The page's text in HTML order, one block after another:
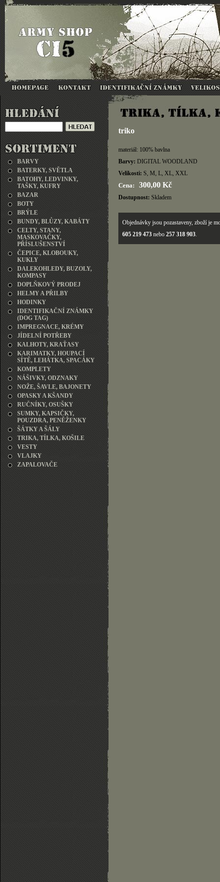
BARVY
BATERKY, SVĚTLA
BATOHY, LEDVINKY,
TAŠKY, KUFRY
BAZAR
BOTY
BRÝLE
BUNDY, BLŮZY, KABÁTY
CELTY, STANY,
MASKOVAČKY,
PŘÍSLUŠENSTVÍ
ČEPICE, KLOBOUKY,
KUKLY
DALEKOHLEDY, BUZOLY,
KOMPASY
DOPLŇKOVÝ PRODEJ
HELMY A PŘILBY
HODINKY
IDENTIFIKAČNÍ ZNÁMKY
(DOG TAG)
IMPREGNACE, KRÉMY
JÍDELNÍ POTŘEBY
KALHOTY, KRAŤASY
KARIMATKY, HOUPACÍ
SÍTĚ, LEHÁTKA, SPACÁKY
KOMPLETY
NÁŠIVKY, ODZNAKY
NOŽE, ŠAVLE, BAJONETY
OPASKY A KŠANDY
RUČNÍKY, OSUŠKY
SUMKY, KAPSIČKY,
POUZDRA, PENĚŽENKY
ŠÁTKY A ŠÁLY
TRIKA, TÍLKA, KOŠILE
VESTY
VLAJKY
ZAPALOVAČE
triko
materiál: 100% bavlna
Barvy: DIGITAL WOODLAND
Velikosti: S, M, L, XL, XXL
Cena: 300,00 Kč
Dostupnost: Skladem
Objednávky jsou pozastaveny, zboží je
605 219 473 nebo 257 318 903.